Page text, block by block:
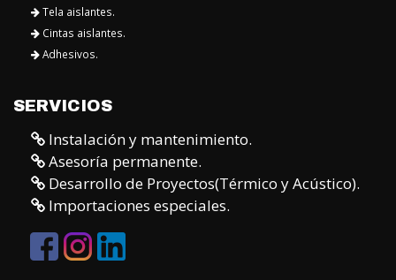
Tela aislantes.
Cintas aislantes.
Adhesivos.
SERVICIOS
Instalación y mantenimiento.
Asesoría permanente.
Desarrollo de Proyectos(Térmico y Acústico).
Importaciones especiales.